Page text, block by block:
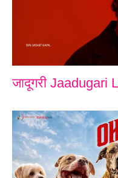
जादूगरी Jaadugari